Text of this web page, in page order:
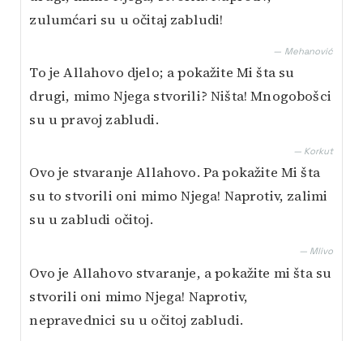
zulumćari su u očitaj zabludi!
— Mehanović
To je Allahovo djelo; a pokažite Mi šta su
drugi, mimo Njega stvorili? Ništa! Mnogobošci
su u pravoj zabludi.
— Korkut
Ovo je stvaranje Allahovo. Pa pokažite Mi šta
su to stvorili oni mimo Njega! Naprotiv, zalimi
su u zabludi očitoj.
— Mlivo
Ovo je Allahovo stvaranje, a pokažite mi šta su
stvorili oni mimo Njega! Naprotiv,
nepravednici su u očitoj zabludi.